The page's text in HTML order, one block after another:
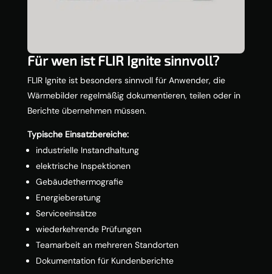
Für wen ist FLIR Ignite sinnvoll?
FLIR Ignite ist besonders sinnvoll für Anwender, die
Wärmebilder regelmäßig dokumentieren, teilen oder in
Berichte übernehmen müssen.
Typische Einsatzbereiche:
industrielle Instandhaltung
elektrische Inspektionen
Gebäudethermografie
Energieberatung
Serviceeinsätze
wiederkehrende Prüfungen
Teamarbeit an mehreren Standorten
Dokumentation für Kundenberichte